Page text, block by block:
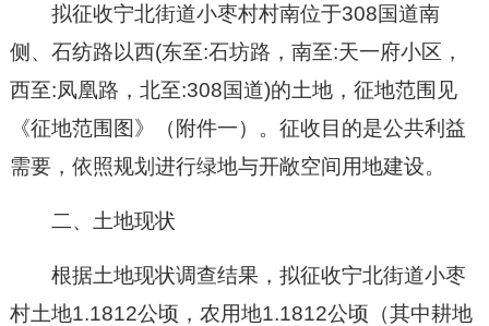
拟征收宁北街道小枣村村南位于308国道南
侧、石纺路以西(东至:石坊路，南至:天一府小区，
西至:凤凰路，北至:308国道)的土地，征地范围见
《征地范围图》（附件一）。征收目的是公共利益
需要，依照规划进行绿地与开敞空间用地建设。
二、土地现状
根据土地现状调查结果 ，拟征收宁北街道小枣
村土地1.1812公顷，农用地1.1812公顷（其中耕地